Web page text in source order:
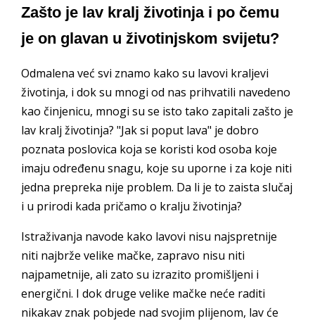
Zašto je lav kralj životinja i po čemu
je on glavan u životinjskom svijetu?
Odmalena već svi znamo kako su lavovi kraljevi
životinja, i dok su mnogi od nas prihvatili navedeno
kao činjenicu, mnogi su se isto tako zapitali zašto je
lav kralj životinja? "Jak si poput lava" je dobro
poznata poslovica koja se koristi kod osoba koje
imaju određenu snagu, koje su uporne i za koje niti
jedna prepreka nije problem. Da li je to zaista slučaj
i u prirodi kada pričamo o kralju životinja?
Istraživanja navode kako lavovi nisu najspretnije
niti najbrže velike mačke, zapravo nisu niti
najpametnije, ali zato su izrazito promišljeni i
energični. I dok druge velike mačke neće raditi
nikakav znak pobjede nad svojim plijenom, lav će